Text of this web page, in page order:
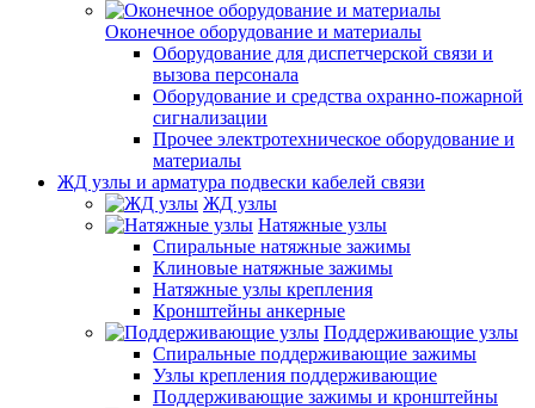
Оконечное оборудование и материалы
Оборудование для диспетчерской связи и
вызова персонала
Оборудование и средства охранно-пожарной
сигнализации
Прочее электротехническое оборудование и
материалы
ЖД узлы и арматура подвески кабелей связи
ЖД узлы
Натяжные узлы
Спиральные натяжные зажимы
Клиновые натяжные зажимы
Натяжные узлы крепления
Кронштейны анкерные
Поддерживающие узлы
Спиральные поддерживающие зажимы
Узлы крепления поддерживающие
Поддерживающие зажимы и кронштейны